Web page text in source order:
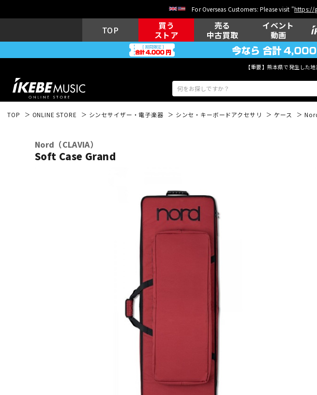
For Overseas Customers: Please visit "https://
TOP
買う
ストア
売る
中古買取
イベント
動画
【重要】熊本県で発生した
エレキギター
DTM
TOP ONLINE STORE シンセサイザー・電子楽器 シンセ・キーボードアクセサリ ケース
Nord（CLAVIA）
Soft Case Grand